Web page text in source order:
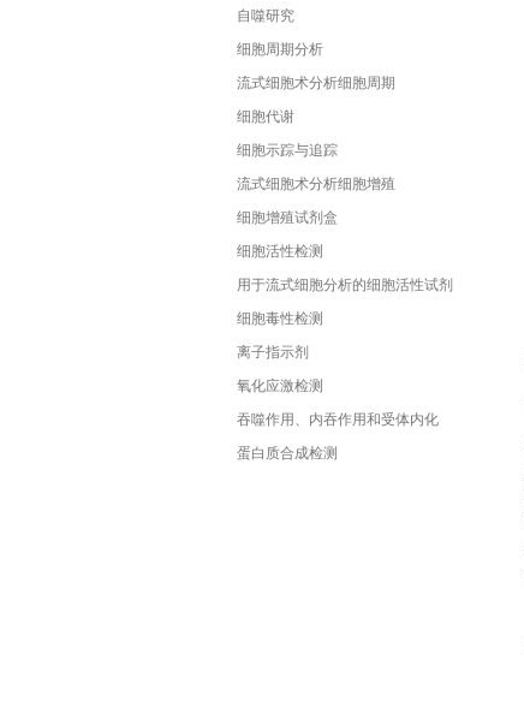
自噬研究
细胞周期分析
流式细胞术分析细胞周期
细胞代谢
细胞示踪与追踪
流式细胞术分析细胞增殖
细胞增殖试剂盒
细胞活性检测
用于流式细胞分析的细胞活性试剂
细胞毒性检测
离子指示剂
氧化应激检测
吞噬作用、内吞作用和受体内化
蛋白质合成检测